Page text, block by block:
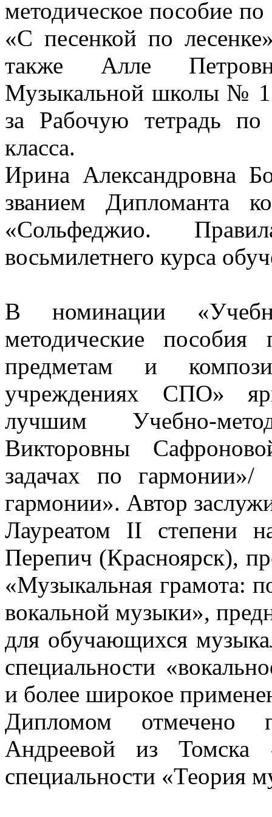
методическое пособие
«С песенкой по
также Алле
Музыкальной школы № 1
за Рабочую тетрадь
класса.
Ирина Александровна
званием Дипломанта
«Сольфеджио.
восьмилетнего курса
В номинации
методические пособия
предметам и
учреждениях СПО»
лучшим Учебно-
Викторовны
задачах по
гармонии». Автор
Лауреатом II степени
Перепич (Красноярск),
«Музыкальная грамота:
вокальной музыки»,
для обучающихся
специальности
и более широкое
Дипломом отмечено
Андреевой из Томска
специальности «Теория